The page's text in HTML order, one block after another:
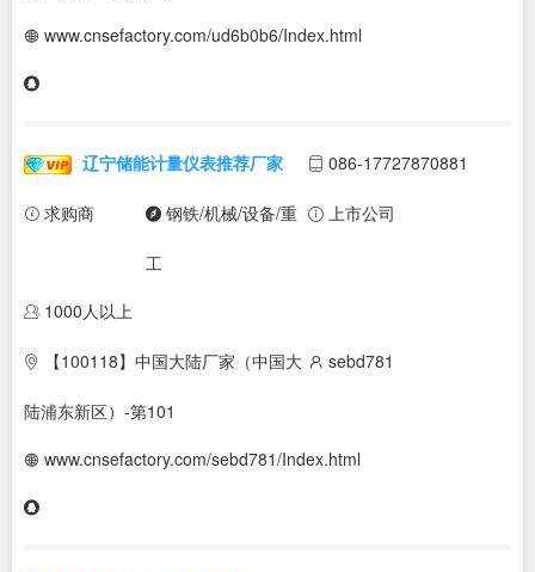
www.cnsefactory.com/ud6b0b6/Index.html
辽宁储能计量仪表推荐厂家 086-17727870881
求购商 钢铁/机械/设备/重
工
上市公司
1000人以上
【100118】中国大陆厂家（中国大
陆浦东新区）-第101
sebd781
www.cnsefactory.com/sebd781/Index.html